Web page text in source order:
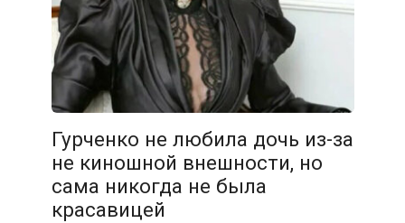
Гурченко не любила дочь из-за
не киношной внешности, но
сама никогда не была
красавицей